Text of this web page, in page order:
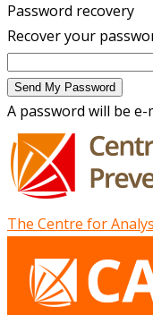
Password recovery
Recover your
A password will be e-
The Centre for